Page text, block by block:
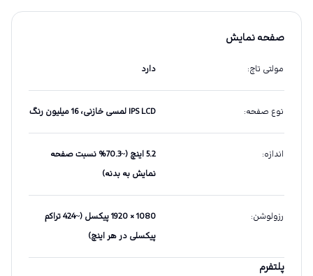
صفحه نمایش
مولتی تاچ: دارد
نوع صفحه: IPS LCD لمسی خازنی، 16 میلیون رنگ
اندازه:
5.2 اینچ (~70.3% نسبت صفحه
نمایش به بدنه)
رزولوشن:
1080 × 1920 پیکسل (~424 تراکم
پیکسلی در هر اینچ)
پلتفرم